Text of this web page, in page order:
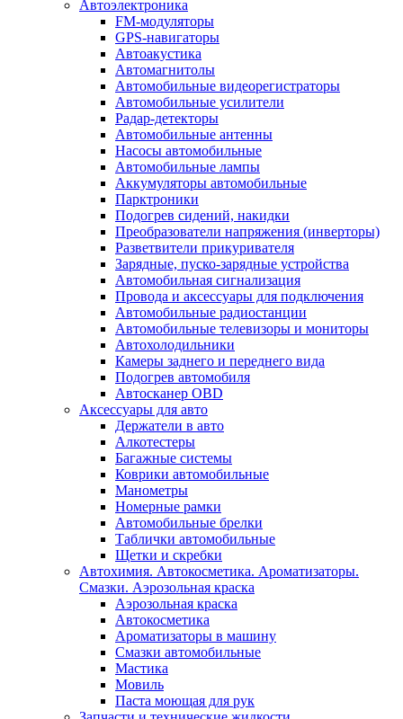
Автоэлектроника
FM-модуляторы
GPS-навигаторы
Автоакустика
Автомагнитолы
Автомобильные видеорегистраторы
Автомобильные усилители
Радар-детекторы
Автомобильные антенны
Насосы автомобильные
Автомобильные лампы
Аккумуляторы автомобильные
Парктроники
Подогрев сидений, накидки
Преобразователи напряжения (инверторы)
Разветвители прикуривателя
Зарядные, пуско-зарядные устройства
Автомобильная сигнализация
Провода и аксессуары для подключения
Автомобильные радиостанции
Автомобильные телевизоры и мониторы
Автохолодильники
Камеры заднего и переднего вида
Подогрев автомобиля
Автосканер OBD
Аксессуары для авто
Держатели в авто
Алкотестеры
Багажные системы
Коврики автомобильные
Манометры
Номерные рамки
Автомобильные брелки
Таблички автомобильные
Щетки и скребки
Автохимия. Автокосметика. Ароматизаторы.
Смазки. Аэрозольная краска
Аэрозольная краска
Автокосметика
Ароматизаторы в машину
Смазки автомобильные
Мастика
Мовиль
Паста моющая для рук